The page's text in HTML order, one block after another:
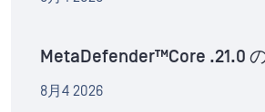
MetaDefender™Core .21.0
8月4 2026